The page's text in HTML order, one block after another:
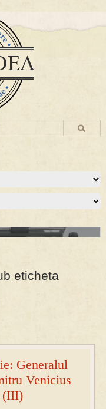
cu gulere albe
controversatele
eticheta
Generalul
Venicius
(III)